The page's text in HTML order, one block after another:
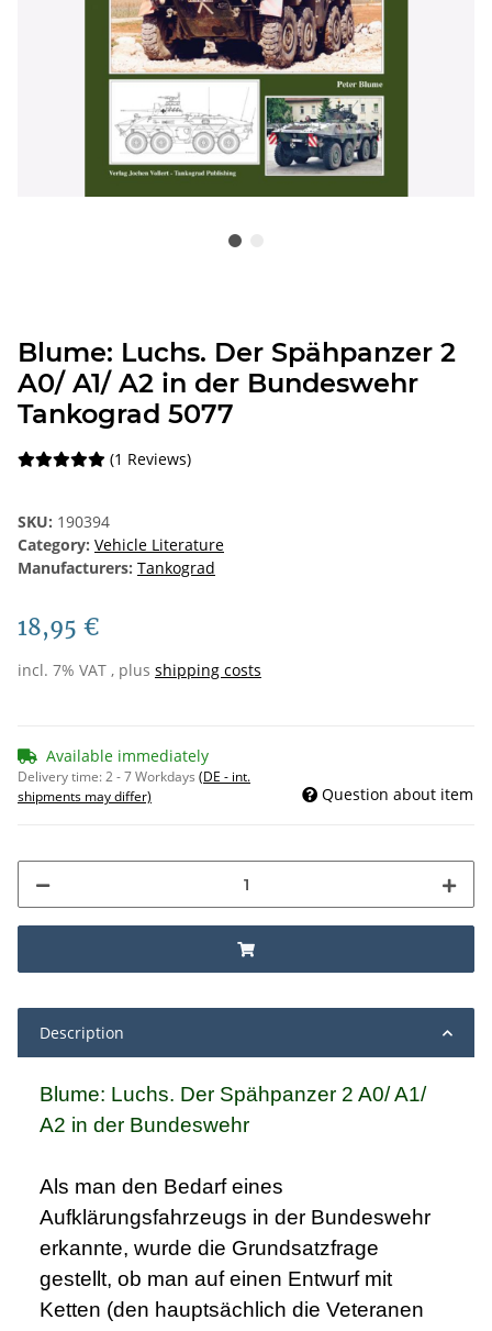
Blume: Luchs. Der Spähpanzer 2
A0/ A1/ A2 in der Bundeswehr
Tankograd 5077
(1 Reviews)
SKU: 190394
Category: Vehicle Literature
Manufacturers: Tankograd
18,95 €
incl. 7% VAT , plus shipping costs
Available immediately
Delivery time:2 - 7 Workdays (DE - int.
shipments may differ)
Question about item
Description
Blume: Luchs. Der Spähpanzer 2 A0/ A1/
A2 in der Bundeswehr
Als man den Bedarf eines
Aufklärungsfahrzeugs in der Bundeswehr
erkannte, wurde die Grundsatzfrage
gestellt, ob man auf einen Entwurf mit
Ketten (den hauptsächlich die Veteranen